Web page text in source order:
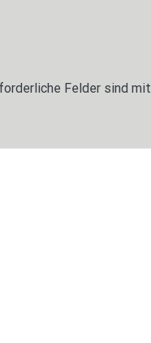
Felder sind mit